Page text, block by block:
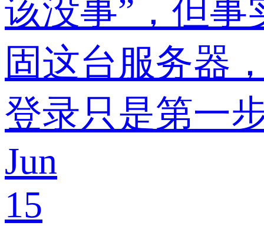
该没事”，但
固这台服务器
登录只是第一
Jun
15